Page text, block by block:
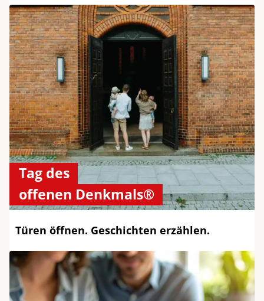
Tag des
offenen Denkmals®
Türen öffnen. Geschichten erzählen.